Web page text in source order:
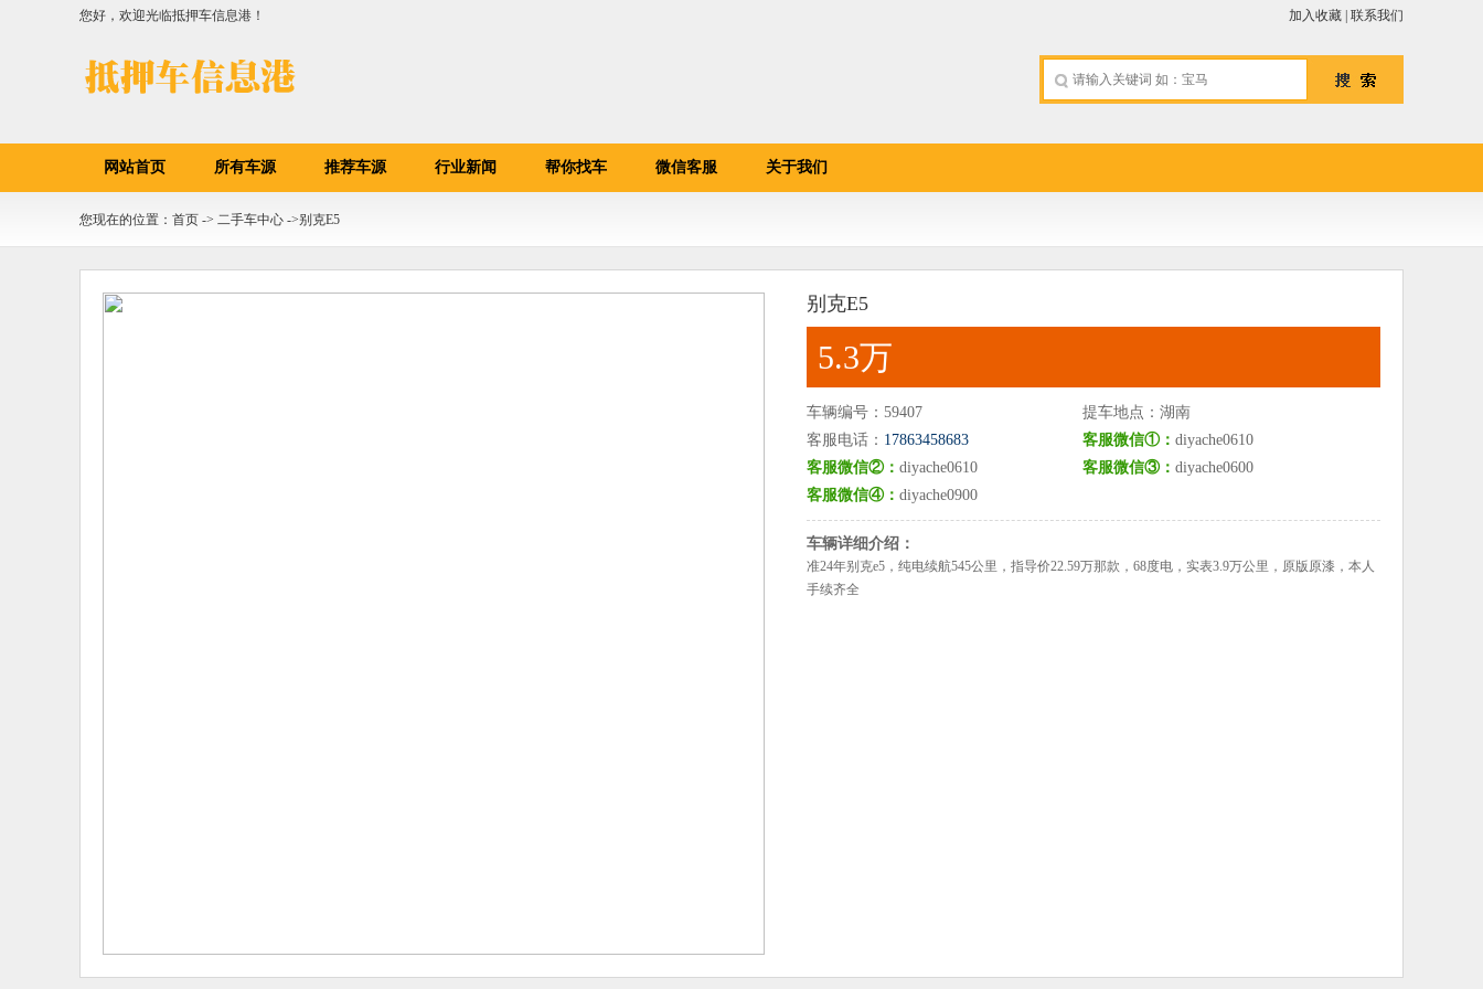
您好，欢迎光临抵押车信息港！ 加入收藏 联系我们
网站首页 所有车源 推荐车源 行业新闻 帮你找车 微信客服 关于我们
您现在的位置：首页 -> 二手车中心 ->别克E5
别克E5
5.3万
车辆编号： 59407 提车地点： 湖南
客服电话： 17863458683 客服微信①： diyache0610
客服微信②： diyache0610 客服微信③： diyache0600
客服微信④： diyache0900
车辆详细介绍：
准24年别克e5，纯电续航545公里，指导价22.59万那款，68度电，实表3.9万公里，原版原漆，本人
手续齐全